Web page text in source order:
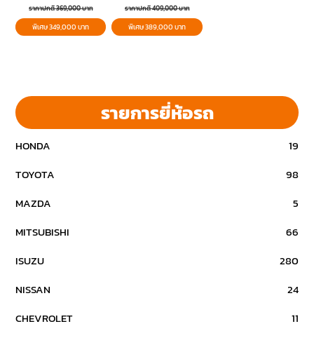
ราคาปกติ 369,000 บาท
พิเศษ 349,000 บาท
ราคาปกติ 409,000 บาท
พิเศษ 389,000 บาท
รายการยี่ห้อรถ
HONDA
19
TOYOTA
98
MAZDA
5
MITSUBISHI
66
ISUZU
280
NISSAN
24
CHEVROLET
11